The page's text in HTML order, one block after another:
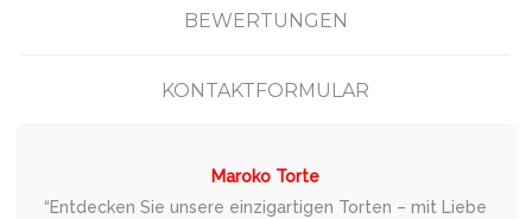
BEWERTUNGEN
KONTAKTFORMULAR
Maroko Torte
“Entdecken Sie unsere einzigartigen Torten – mit Liebe